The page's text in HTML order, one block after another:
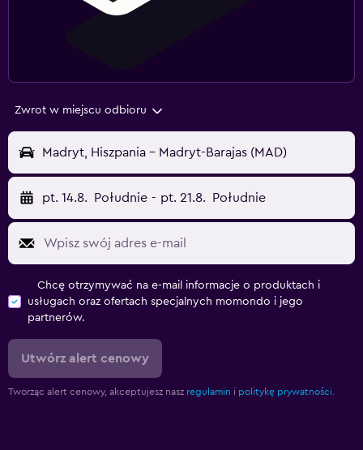
Zwrot w miejscu odbioru
Madryt, Hiszpania - Madryt-Barajas (MAD)
pt. 14.8. Południe - pt. 21.8. Południe
Chcę otrzymywać na e-mail informacje o produktach i
usługach oraz ofertach specjalnych momondo i jego
partnerów.
Utwórz alert cenowy
Tworząc alert cenowy, akceptujesz nasz regulamin i politykę prywatności.